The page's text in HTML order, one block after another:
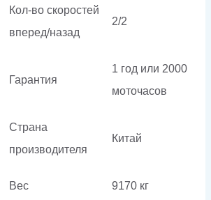
Кол-во скоростей
вперед/назад
2/2
Гарантия
1 год или 2000
моточасов
Страна
производителя
Китай
Вес 9170 кг